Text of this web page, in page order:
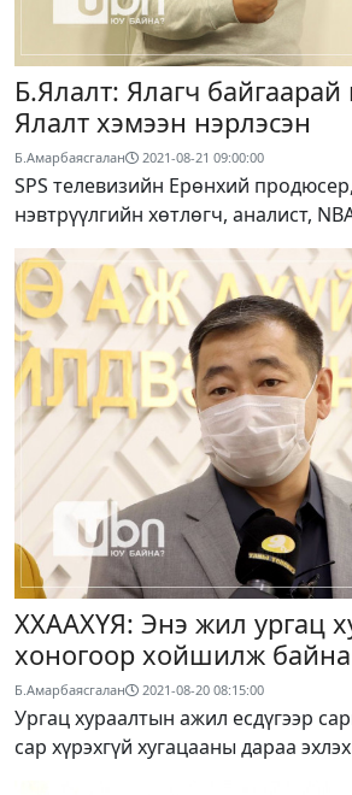
Б.Ялалт: Ялагч
Ялалт хэмээн нэрлэсэн
Б.Амарбаясгалан 2021-08-21 09:00:00
SPS телевизийн Ерөнхий
нэвтрүүлгийн хөтлөгч, аналист,
ХХААХҮЯ: Энэ жил ургац
хоногоор хойшилж байна
Б.Амарбаясгалан 2021-08-20 08:15:00
Ургац хураалтын ажил есдүгээр
сар хүрэхгүй хугацааны дараа